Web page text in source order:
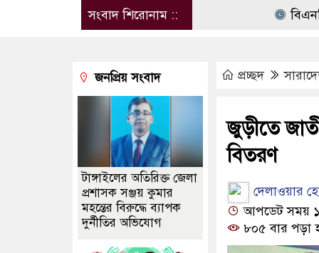
সংবাদ শিরোনাম :: বিএনপির
প্রচ্ছদ
জুড়ীতে
বিতরণ
দেলাওয়ার
আপডেট সময়
৮০৫ বার পড়া
জনপ্রিয় সংবাদ
টাঙ্গাইলের অতিরিক্ত জেলা
প্রশাসক সঞ্জয় কুমার
মহন্তের বিরুদ্ধে ব্যাপক
দুর্নীতির অভিযোগ